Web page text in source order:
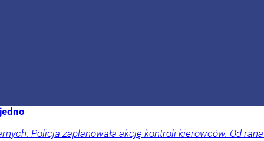
Policja zaplanowała akcję kontroli kierowców. Od